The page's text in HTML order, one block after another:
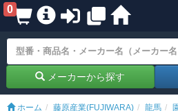
0
メーカーから探す
ホーム 藤原産業(FUJIWARA) 龍馬